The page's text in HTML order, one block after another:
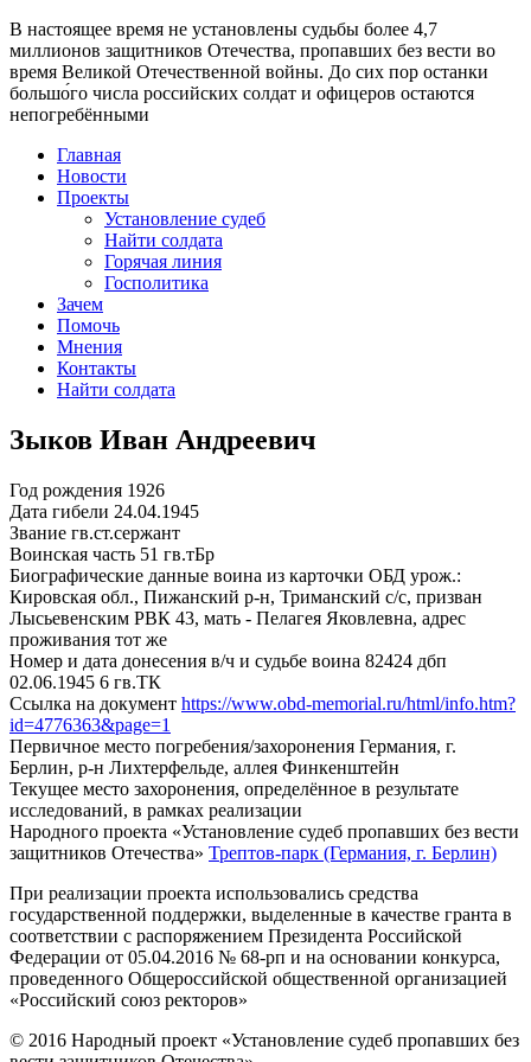
В настоящее время не установлены судьбы более 4,7
миллионов защитников Отечества, пропавших без вести во
время Великой Отечественной войны. До сих пор останки
большо́го числа российских солдат и офицеров остаются
непогребёнными
Главная
Новости
Проекты
Установление судеб
Найти солдата
Горячая линия
Госполитика
Зачем
Помочь
Мнения
Контакты
Найти солдата
Зыков Иван Андреевич
Год рождения 1926
Дата гибели 24.04.1945
Звание гв.ст.сержант
Воинская часть 51 гв.тБр
Биографические данные воина из карточки ОБД урож.:
Кировская обл., Пижанский р-н, Триманский с/с, призван
Лысьевенским РВК 43, мать - Пелагея Яковлевна, адрес
проживания тот же
Номер и дата донесения в/ч и судьбе воина 82424 дбп
02.06.1945 6 гв.ТК
Ссылка на документ https://www.obd-memorial.ru/html/info.htm?
id=4776363&page=1
Первичное место погребения/захоронения Германия, г.
Берлин, р-н Лихтерфельде, аллея Финкенштейн
Текущее место захоронения, определённое в результате
исследований, в рамках реализации
Народного проекта «Установление судеб пропавших без вести
защитников Отечества» Трептов-парк (Германия, г. Берлин)
При реализации проекта использовались средства
государственной поддержки, выделенные в качестве гранта в
соответствии с распоряжением Президента Российской
Федерации от 05.04.2016 № 68-рп и на основании конкурса,
проведенного Общероссийской общественной организацией
«Российский союз ректоров»
© 2016 Народный проект «Установление судеб пропавших без